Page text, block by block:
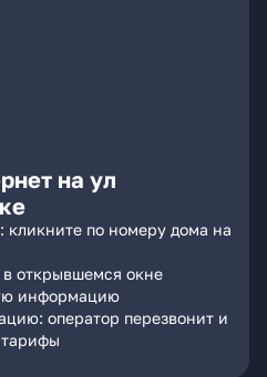
на ул
кликните по номеру дома на
открывшемся окне
информацию
оператор перезвонит и